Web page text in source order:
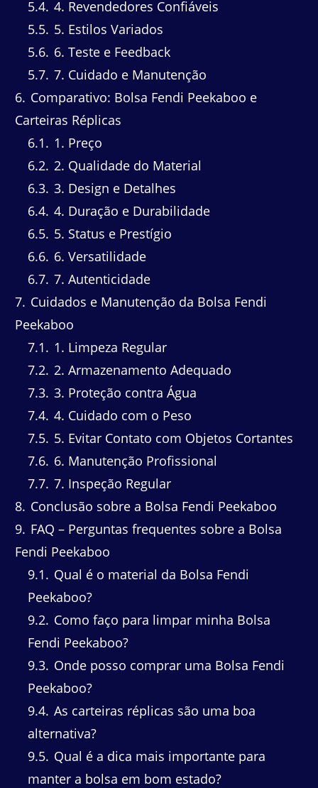
5.4 4. Revendedores Confiáveis
5.5 5. Estilos Variados
5.6 6. Teste e Feedback
5.7 7. Cuidado e Manutenção
6 Comparativo: Bolsa Fendi Peekaboo e
Carteiras Réplicas
6.1
1. Preço
6.2 2. Qualidade do Material
6.3 3. Design e Detalhes
6.4 4. Duração e Durabilidade
6.5 5. Status e Prestígio
6.6 6. Versatilidade
6.7 7. Autenticidade
7 Cuidados e Manutenção da Bolsa Fendi
Peekaboo
7.1
1. Limpeza Regular
7.2 2. Armazenamento Adequado
7.3 3. Proteção contra Água
7.4 4. Cuidado com o Peso
7.5 5. Evitar Contato com Objetos Cortantes
7.6 6. Manutenção Profissional
7.7 7. Inspeção Regular
8 Conclusão sobre a Bolsa Fendi Peekaboo
9 FAQ – Perguntas frequentes sobre a Bolsa
Fendi Peekaboo
9.1
Qual é o material da Bolsa Fendi
Peekaboo?
9.2 Como faço para limpar minha Bolsa
Fendi Peekaboo?
9.3 Onde posso comprar uma Bolsa Fendi
Peekaboo?
9.4 As carteiras réplicas são uma boa
alternativa?
9.5 Qual é a dica mais importante para
manter a bolsa em bom estado?